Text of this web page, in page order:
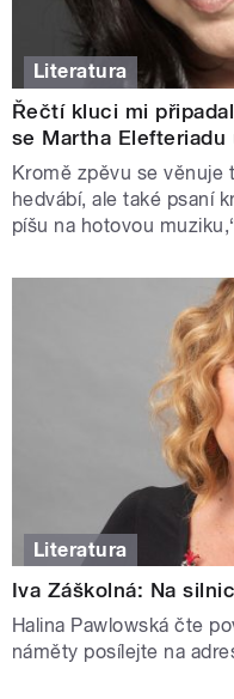
Literatura
Řečtí kluci mi
se Martha Elefteriadu
Kromě zpěvu se věnuje
hedvábí, ale také psaní
píšu na hotovou
Literatura
Iva Záškolná: Na
Halina Pawlowská čte
náměty posílejte na